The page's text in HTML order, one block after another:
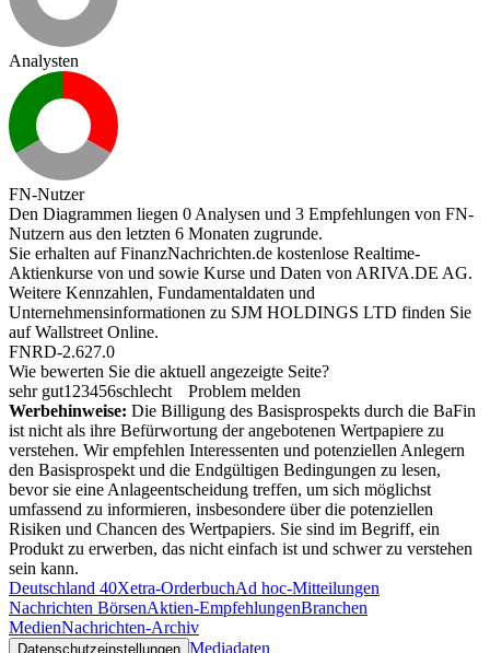
Analysten
FN-Nutzer
Den Diagrammen liegen 0 Analysen und 3 Empfehlungen von FN-
Nutzern aus den letzten 6 Monaten zugrunde.
Sie erhalten auf FinanzNachrichten.de kostenlose Realtime-
Aktienkurse von und sowie Kurse und Daten von ARIVA.DE AG.
Weitere Kennzahlen, Fundamentaldaten und
Unternehmensinformationen zu SJM HOLDINGS LTD finden Sie
aufWallstreet Online.
FNRD-2.627.0
Wie bewerten Sie die aktuell angezeigte Seite?
sehr gut1 23456schlecht
Problem melden
Werbehinweise: Die Billigung des Basisprospekts durch die BaFin
ist nicht als ihre Befürwortung der angebotenen Wertpapiere zu
verstehen. Wir empfehlen Interessenten und potenziellen Anlegern
den Basisprospekt und die Endgültigen Bedingungen zu lesen,
bevor sie eine Anlageentscheidung treffen, um sich möglichst
umfassend zu informieren, insbesondere über die potenziellen
Risiken und Chancen des Wertpapiers. Sie sind im Begriff, ein
Produkt zu erwerben, das nicht einfach ist und schwer zu verstehen
sein kann.
Deutschland 40Xetra-OrderbuchAd hoc-Mitteilungen
Nachrichten BörsenAktien-EmpfehlungenBranchen
MedienNachrichten-Archiv
Datenschutzeinstellungen Mediadaten